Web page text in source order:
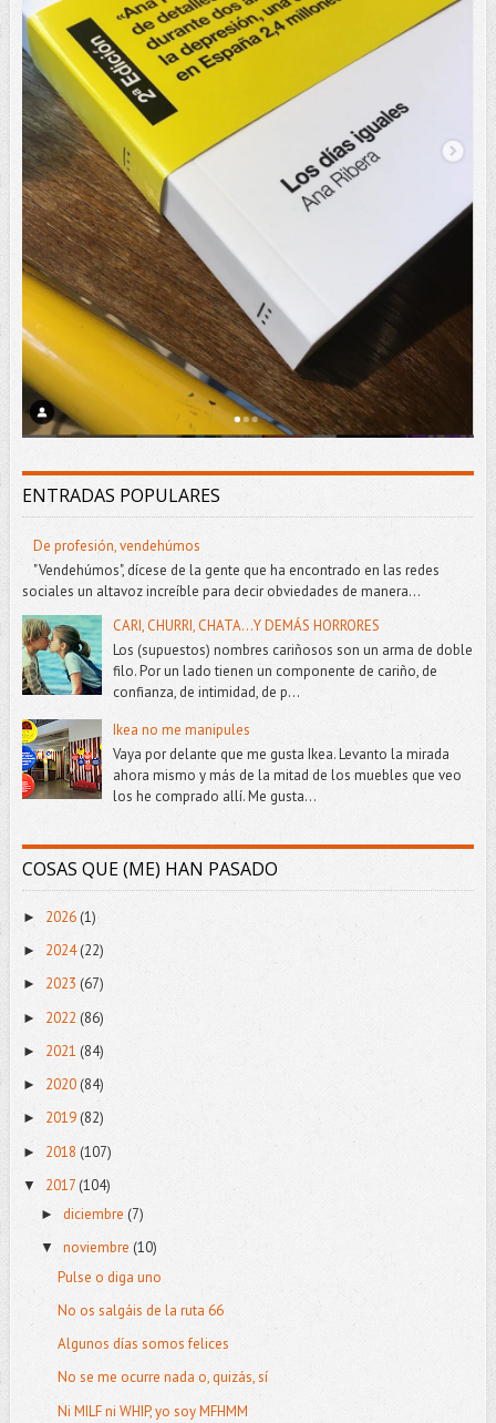
ENTRADAS POPULARES
De profesión, vendehúmos
"Vendehúmos", dícese de la gente que ha encontrado en las redes
sociales un altavoz increíble para decir obviedades de manera...
CARI, CHURRI, CHATA...Y DEMÁS HORRORES
Los (supuestos) nombres cariñosos son un arma de doble
filo. Por un lado tienen un componente de cariño, de
confianza, de intimidad, de p...
Ikea no me manipules
Vaya por delante que me gusta Ikea. Levanto la mirada
ahora mismo y más de la mitad de los muebles que veo
los he comprado allí. Me gusta...
COSAS QUE (ME) HAN PASADO
► 2026 (1)
► 2024(22)
► 2023 (67)
► 2022 (86)
► 2021 (84)
► 2020 (84)
► 2019(82)
► 2018 (107)
▼ 2017 (104)
► diciembre (7)
▼ noviembre (10)
Pulse o diga uno
No os salgáis de la ruta 66
Algunos días somos felices
No se me ocurre nada o, quizás, sí
Ni MILF ni WHIP, yo soy MFHMM